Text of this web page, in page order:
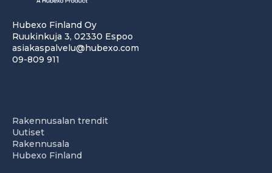
Hubexo Finland Oy
Ruukinkuja 3, 02330 Espoo
asiakaspalvelu@hubexo.com
09-809 911
Rakennusalan trendit
Uutiset
Rakennusala
Hubexo Finland